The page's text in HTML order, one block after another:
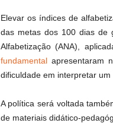
Elevar os índices de
das metas dos 100 dias de
Alfabetização (ANA),
fundamentalapresentaram
dificuldade em interpretar um
A política será voltada
de materiais didático-